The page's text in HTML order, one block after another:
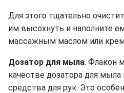
Для этого тщательно
им высохнуть и наполните
массажным маслом или
Дозатор для мыла. Флакон
качестве дозатора для
средства для рук. Это